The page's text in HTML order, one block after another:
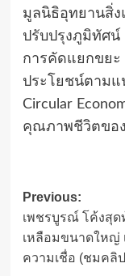
มูลนิธิอุทยานสิ่
ปรับปรุงภูมิทัศน์
การคัดแยกขยะ
ประโยชน์ตามแ
Circular
คุณภาพชีวิตขอ
Post
Previous:
เพชรบูรณ์ โค้งสุด
เหลือมขนาดใหญ่
ความเชื่อ (ชมคลิ